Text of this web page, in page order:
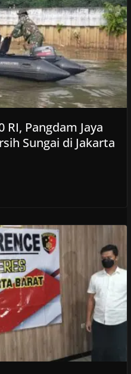
RI, Pangdam Jaya
Sungai di Jakarta